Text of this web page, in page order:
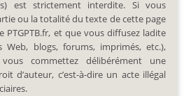
est strictement interdite. Si vous
ou la totalité du texte de cette page
PTGPTB.fr, et que vous diffusez ladite
Web, blogs, forums, imprimés, etc.),
commettez délibérément une
d’auteur, c’est-à-dire un acte illégal